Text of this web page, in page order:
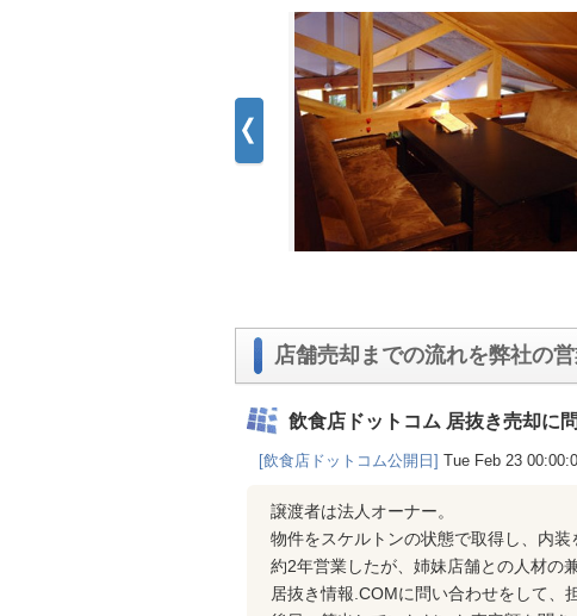
店舗売却までの流れを弊社の
飲食店ドットコム 居抜き売却に
[飲食店ドットコム公開日] Tue Feb 23
譲渡者は法人オーナー。
物件をスケルトンの状態で取得し、内装
約2年営業したが、姉妹店舗との人材の
居抜き情報.COMに問い合わせをして、